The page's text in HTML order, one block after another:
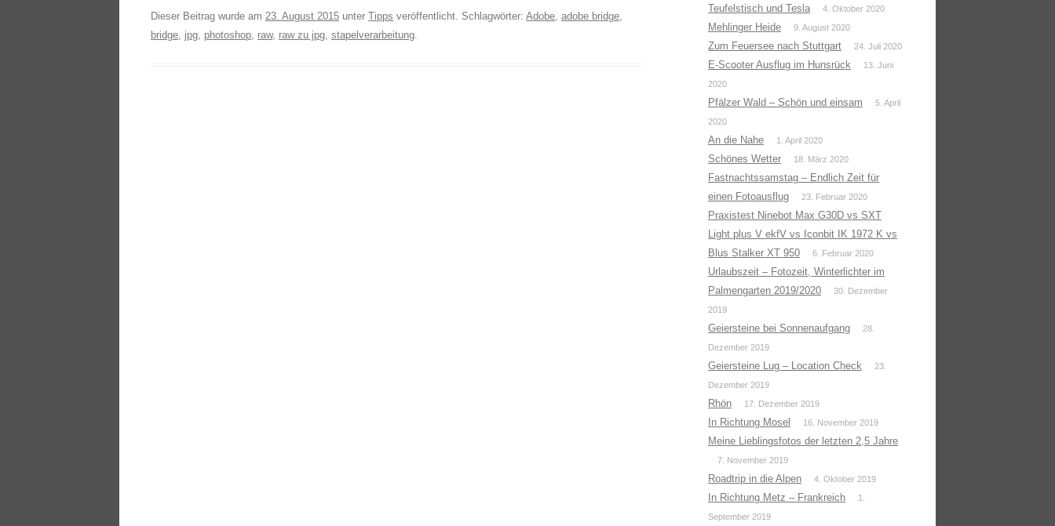
Dieser Beitrag wurde am 23. August 2015 unter Tipps veröffentlicht. Schlagwörter: Adobe, adobe bridge,
bridge, jpg, photoshop, raw, raw zu jpg, stapelverarbeitung.
Teufelstisch und Tesla 4. Oktober 2020
Mehlinger Heide 9. August 2020
Zum Feuersee nach Stuttgart 24. Juli 2020
E-Scooter Ausflug im Hunsrück
13. Juni
2020
Pfälzer Wald – Schön und einsam
5. April
2020
An die Nahe 1. April 2020
Schönes Wetter 18. März 2020
Fastnachtssamstag – Endlich Zeit für
einen Fotoausflug
23. Februar 2020
Praxistest Ninebot Max G30D vs SXT
Light plus V ekfV vs Iconbit IK 1972 K vs
Blus Stalker XT 950
6. Februar 2020
Urlaubszeit – Fotozeit, Winterlichter im
Palmengarten 2019/2020
30. Dezember
2019
Geiersteine bei Sonnenaufgang
28.
Dezember 2019
Geiersteine Lug – Location Check
23.
Dezember 2019
Rhön 17. Dezember 2019
In Richtung Mosel 16. November 2019
Meine Lieblingsfotos der letzten 2,5 Jahre
7. November 2019
Roadtrip in die Alpen 4. Oktober 2019
In Richtung Metz – Frankreich
1.
September 2019